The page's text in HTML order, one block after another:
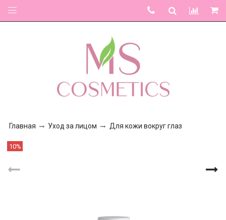
Главная Уход за лицом Для кожи вокруг глаз
10%